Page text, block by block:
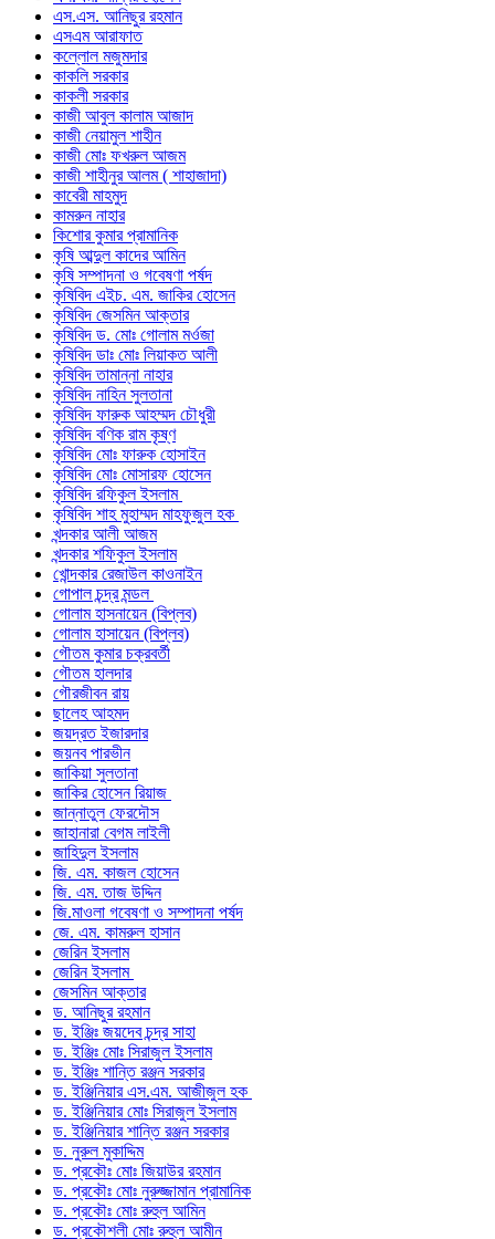
এস.এস. আনিছুর রহমান
এসএম আরাফাত
কল্লোল মজুমদার
কাকলি সরকার
কাকলী সরকার
কাজী আবুল কালাম আজাদ
কাজী নেয়ামুল শাহীন
কাজী মোঃ ফখরুল আজম
কাজী শাহীনুর আলম ( শাহাজাদা)
কাবেরী মাহমুদ
কামরুন নাহার
কিশোর কুমার প্রামানিক
কৃষি আব্দুল কাদের আমিন
কৃষি সম্পাদনা ও গবেষণা পর্ষদ
কৃষিবিদ এইচ. এম. জাকির হোসেন
কৃষিবিদ জেসমিন আক্তার
কৃষিবিদ ড. মোঃ গোলাম মর্ওজা
কৃষিবিদ ডাঃ মোঃ লিয়াকত আলী
কৃষিবিদ তামান্না নাহার
কৃষিবিদ নাহিন সুলতানা
কৃষিবিদ ফারুক আহম্মদ চৌধুরী
কৃষিবিদ বণিক রাম কৃষ্ণ
কৃষিবিদ মোঃ ফারুক হোসাইন
কৃষিবিদ মোঃ মোসারফ হোসেন
কৃষিবিদ রফিকুল ইসলাম
কৃষিবিদ শাহ মুহাম্মদ মাহফুজুল হক
খন্দকার আলী আজম
খন্দকার শফিকুল ইসলাম
খোন্দকার রেজাউল কাওনাইন
গোপাল চন্দ্র মন্ডল
গোলাম হাসনায়েন (বিপ্লব)
গোলাম হাসায়েন (বিপ্লব)
গৌতম কুমার চক্রবর্তী
গৌতম হালদার
গৌরজীবন রায়
ছালেহ আহমদ
জয়দ্রত ইজারদার
জয়নব পারভীন
জাকিয়া সুলতানা
জাকির হোসেন রিয়াজ
জান্নাতুল ফেরদৌস
জাহানারা বেগম লাইলী
জাহিদুল ইসলাম
জি. এম. কাজল হোসেন
জি. এম. তাজ উদ্দিন
জি.মাওলা গবেষণা ও সম্পাদনা পর্ষদ
জে. এম. কামরুল হাসান
জেরিন ইসলাম
জেরিন ইসলাম
জেসমিন আক্তার
ড. আনিছুর রহমান
ড. ইঞ্জিঃ জয়দেব চন্দ্র সাহা
ড. ইঞ্জিঃ মোঃ সিরাজুল ইসলাম
ড. ইঞ্জিঃ শান্তি রঞ্জন সরকার
ড. ইঞ্জিনিয়ার এস.এম. আজীজুল হক
ড. ইঞ্জিনিয়ার মোঃ সিরাজুল ইসলাম
ড. ইঞ্জিনিয়ার শান্তি রঞ্জন সরকার
ড. নুরুল মুকাদ্দিম
ড. প্রকৌঃ মোঃ জিয়াউর রহমান
ড. প্রকৌঃ মোঃ নুরুজ্জামান প্রামানিক
ড. প্রকৌঃ মোঃ রুহুল আমিন
ড. প্রকৌশলী মোঃ রুহুল আমীন